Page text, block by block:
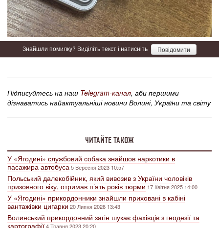
Знайшли помилку? Виділіть текст і натисніть Повідомити
Підписуйтесь на наш Telegram-канал, аби першими
дізнаватись найактуальніші новини Волині, України та світу
ЧИТАЙТЕ ТАКОЖ
У «Ягодині» службовий собака знайшов наркотики в
пасажира автобуса5 Вересня 2023 10:57
Польський далекобійник, який вивозив з України чоловіків
призовного віку, отримав п’ять років тюрми 17 Квітня 2025 14:00
У «Ягодині» прикордонники знайшли приховані в кабіні
вантажівки цигарки20 Липня 2026 13:43
Волинський прикордонний загін шукає фахівців з геодезії та
картографії4 Травня 2023 20:20